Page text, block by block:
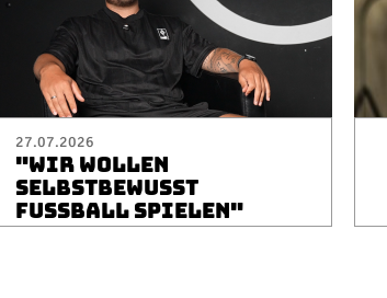
27.07.2026
"WIR WOLLEN
SELBSTBEWUSST
FUSSBALL SPIELEN"